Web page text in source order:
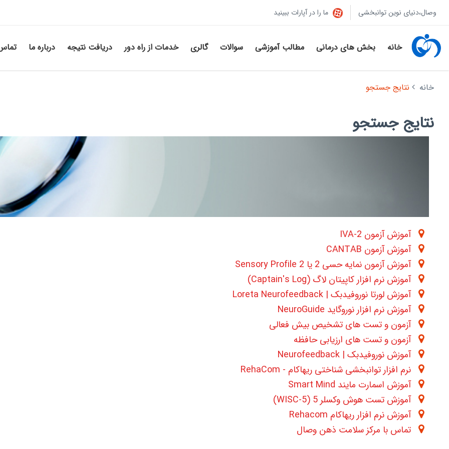
وصال،دنیای نوین توانبخشی ما را در آپارات ببینید
خانه بخش های درمانی مطالب آموزشی سوالات گالری خدمات از راه دور دریافت نتیجه درباره ما
خانه نتایج جستجو
نتایج جستجو
آموزش آزمون 2-IVA
آموزش آزمون CANTAB
آموزش آزمون نمایه حسی 2 یا Sensory Profile 2
آموزش نرم افزار کاپیتان لاگ (Captain's Log)
آموزش لورتا نوروفیدبک | Loreta Neurofeedback
آموزش نرم افزار نوروگاید NeuroGuide
آزمون و تست های تشخیص بیش فعالی
آزمون و تست های ارزیابی حافظه
آموزش نوروفیدبک | Neurofeedback
نرم افزار توانبخشی شناختی ریهاکام - RehaCom
آموزش اسمارت مایند Smart Mind
آموزش تست هوش وکسلر 5 (WISC-5)
آموزش نرم افزار ریهاکام Rehacom
تماس با مرکز سلامت ذهن وصال